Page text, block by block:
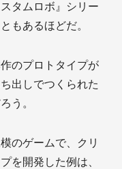
タムロボ』シリー
もあるほどだ。
のプロトタイプが
出しでつくられた
う。
のゲームで、クリ
を開発した例は、